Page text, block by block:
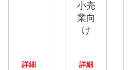
詳細
小売
業向
け
詳細